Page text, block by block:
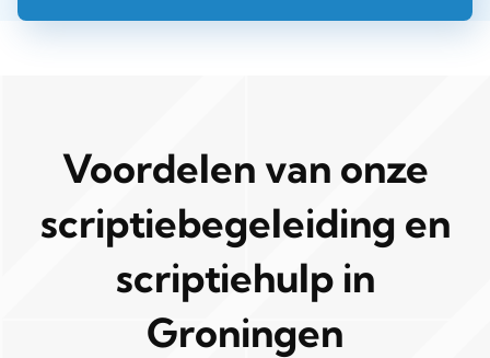
Voordelen van onze
scriptiebegeleiding en
scriptiehulp in
Groningen